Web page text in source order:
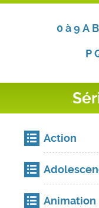
0 à 9 A B
P
Action
Animation